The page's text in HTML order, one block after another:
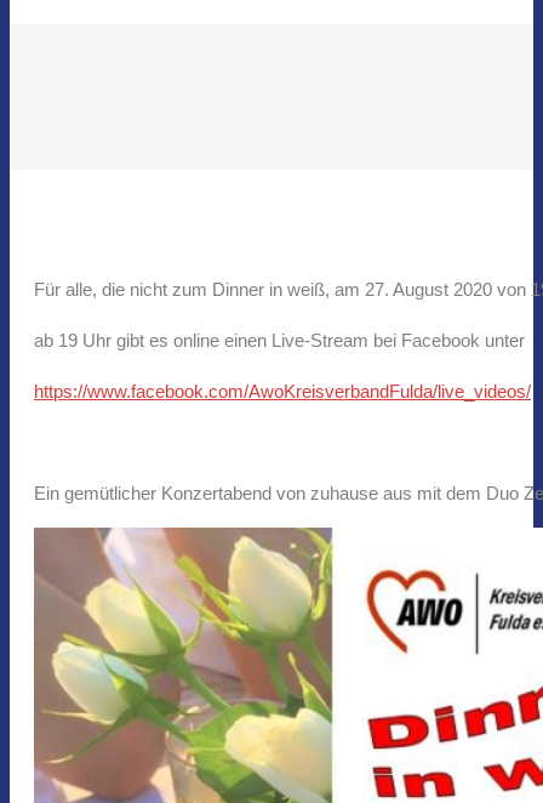
Für alle, die nicht zum Dinner in weiß, am 27. August 2020 von
ab 19 Uhr gibt es online einen Live-Stream bei Facebook unter
https://www.facebook.com/AwoKreisverbandFulda/live_videos/
Ein gemütlicher Konzertabend von zuhause aus mit dem Duo